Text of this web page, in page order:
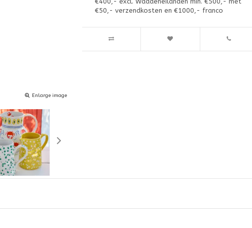
Enlarge image
€50,- verzendkosten en €1000,- franco